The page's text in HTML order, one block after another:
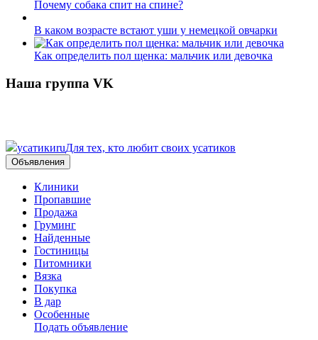
Почему собака спит на спине?
В каком возрасте встают уши у немецкой овчарки
Как определить пол щенка: мальчик или девочка
Наша группа VK
усатикиruДля тех, кто любит своих усатиков
Объявления
Клиники
Пропавшие
Продажа
Груминг
Найденные
Гостиницы
Питомники
Вязка
Покупка
В дар
Особенные
Подать объявление